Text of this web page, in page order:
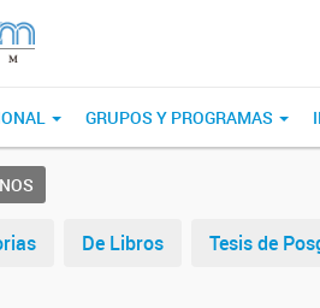
GRUPOS Y PROGRAMAS
De Libros Tesis de